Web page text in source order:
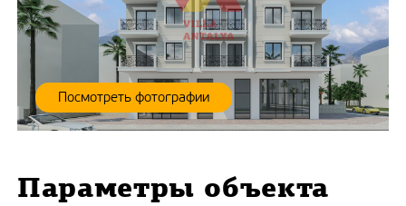
Посмотреть фотографии
Параметры объекта